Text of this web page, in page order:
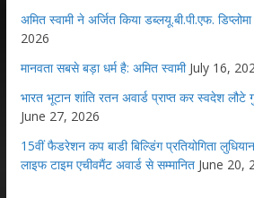
अमित स्वामी ने अर्जित किया डब्लयू.बी.पी.एफ.
2026
मानवता सबसे बड़ा धर्म है: अमित स्वामी July 16,
भारत भूटान शांति रतन अवार्ड प्राप्त कर स्वदेश
June 27, 2026
15वीं फैडरेशन कप बाडी बिल्डिंग प्रतियोगिता
लाइफ टाइम एचीवमैंट अवार्ड से सम्मानित June 20,